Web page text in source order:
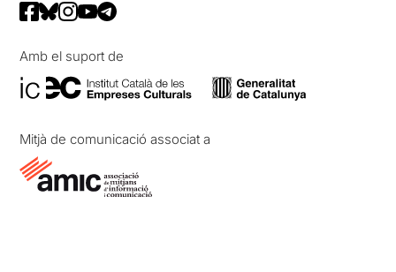
Amb el suport de
Mitjà de comunicació associat a